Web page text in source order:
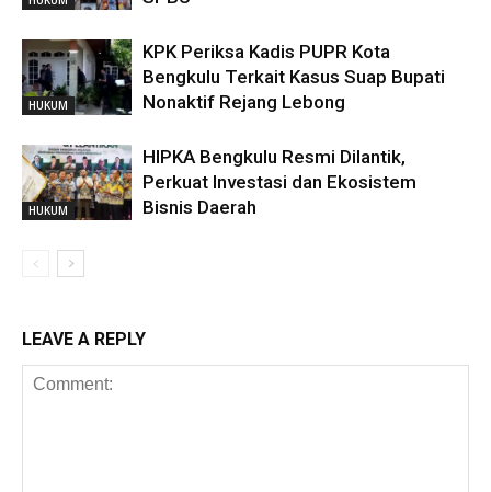
HUKUM
KPK Periksa Kadis PUPR Kota
Bengkulu Terkait Kasus Suap Bupati
Nonaktif Rejang Lebong
HUKUM
HIPKA Bengkulu Resmi Dilantik,
Perkuat Investasi dan Ekosistem
Bisnis Daerah
LEAVE A REPLY